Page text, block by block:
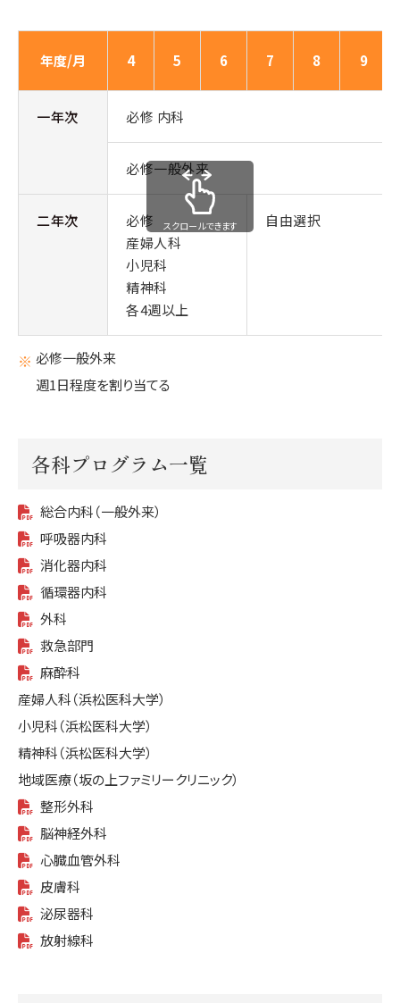
年度/月 4 5 6 7 8 9
一年次 必修 内科
必修一般外来
二年次
必修
産婦人科
小児科
精神科
各4週以上
自由選択
スクロールできます
必修一般外来
週1日程度を割り当てる
各科プログラム一覧
総合内科（一般外来）
呼吸器内科
消化器内科
循環器内科
外科
救急部門
麻酔科
産婦人科（浜松医科大学）
小児科（浜松医科大学）
精神科（浜松医科大学）
地域医療（坂の上ファミリークリニック）
整形外科
脳神経外科
心臓血管外科
皮膚科
泌尿器科
放射線科